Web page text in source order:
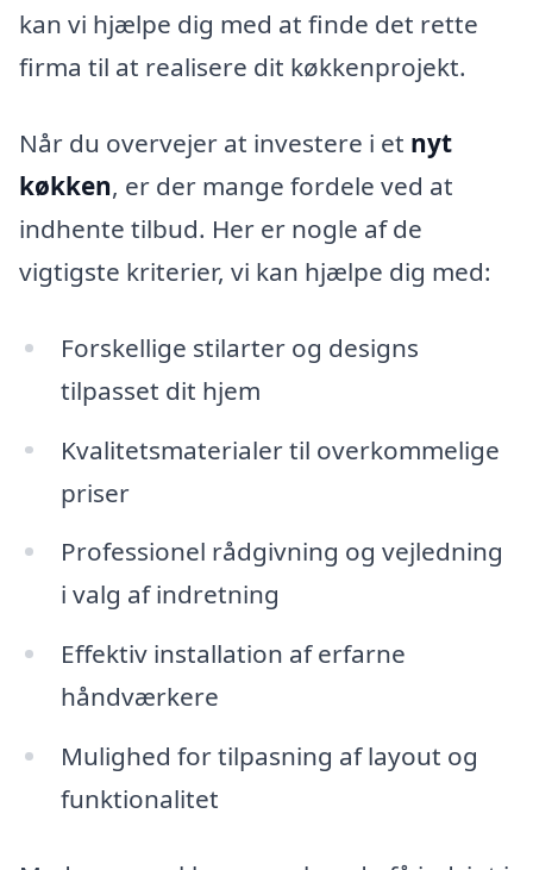
kan vi hjælpe dig med at finde det rette
firma til at realisere dit køkkenprojekt.
Når du overvejer at investere i et nyt
køkken, er der mange fordele ved at
indhente tilbud. Her er nogle af de
vigtigste kriterier, vi kan hjælpe dig med:
Forskellige stilarter og designs
tilpasset dit hjem
Kvalitetsmaterialer til overkommelige
priser
Professionel rådgivning og vejledning
i valg af indretning
Effektiv installation af erfarne
håndværkere
Mulighed for tilpasning af layout og
funktionalitet